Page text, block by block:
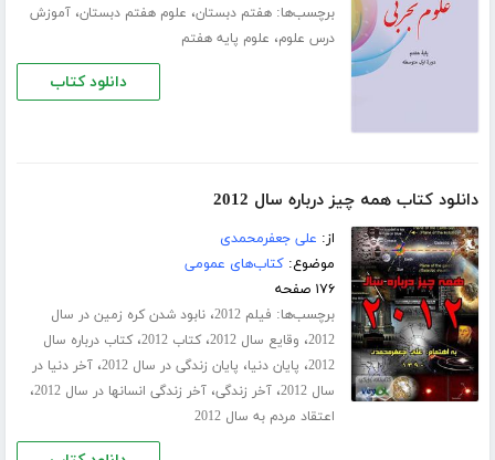
برچسب‌ها:هفتم دبستان، علوم هفتم دبستان،آموزش
درس علوم، علوم پایه هفتم
دانلود کتاب
دانلود کتاب همه چیز درباره سال 2012
از: علی جعفرمحمدی
موضوع:کتاب‌های عمومی
۱۷۶ صفحه
برچسب‌ها: فیلم 2012 ،نابود شدن کره زمین در سال
2012، وقایع سال 2012 ،کتاب 2012 ،کتاب درباره سال
2012، پایان دنیا، پایان زندگی در سال 2012 ،آخر دنیا در
سال 2012
،آخر زندگی،آخر زندگی انسانها در سال 2012 ،
اعتقاد مردم به سال 2012